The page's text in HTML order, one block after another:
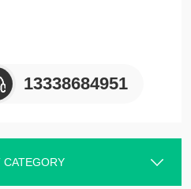
在高压下进行GSP清洗，温和，
13338684951
CATEGORY